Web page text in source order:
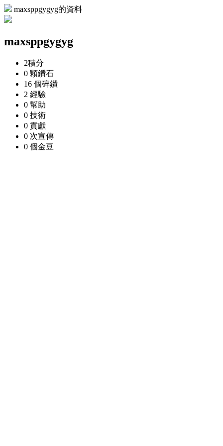
maxsppgygyg的資料
maxsppgygyg
2積分
0 顆鑽石
16 個碎鑽
2 經驗
0 幫助
0 技術
0 貢獻
0 次宣傳
0 個金豆